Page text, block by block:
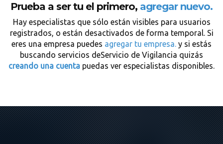
Prueba a ser tu el primero, agregar nuevo.
Hay especialistas que sólo están visibles para usuarios
registrados, o están desactivados de forma temporal. Si
eres una empresa puedes agregar tu empresa. y si estás
buscando servicios deServicio de Vigilancia quizás
creando una cuenta puedas ver especialistas disponibles.